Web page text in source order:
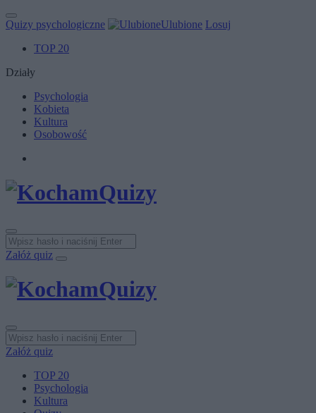
Quizy psychologiczne Ulubione Losuj
TOP 20
Działy
Psychologia
Kobieta
Kultura
Osobowość
Załóż quiz
Załóż quiz
TOP 20
Psychologia
Kultura